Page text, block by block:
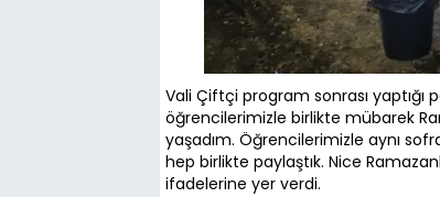
Vali Çiftçi program sonrası yaptığı
öğrencilerimizle birlikte mübarek
yaşadım. Öğrencilerimizle aynı
hep birlikte paylaştık. Nice
ifadelerine yer verdi.